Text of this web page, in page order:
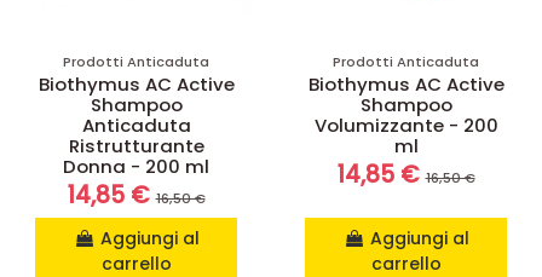
Prodotti Anticaduta
Biothymus AC Active
Shampoo
Anticaduta
Ristrutturante
Donna - 200 ml
14,85 €16,50 €
Aggiungi al
carrello
Prodotti Anticaduta
Biothymus AC Active
Shampoo
Volumizzante - 200
ml
14,85 €16,50 €
Aggiungi al
carrello